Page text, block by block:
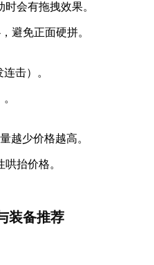
会有拖拽效果。
避免正面硬拼。
击）。
越少价格越高。
抬价格。
装备推荐